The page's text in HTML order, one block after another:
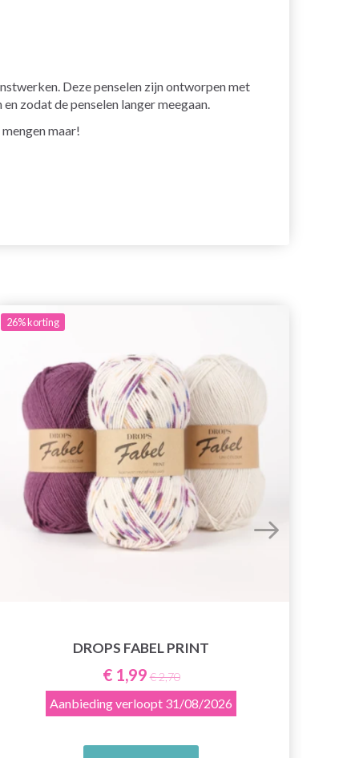
Deze penselen zijn ontworpen met
zodat de penselen langer meegaan.
maar!
26%korting
DROPS FABEL PRINT
€ 1,99 € 2,70
Aanbieding verloopt 31/08/2026